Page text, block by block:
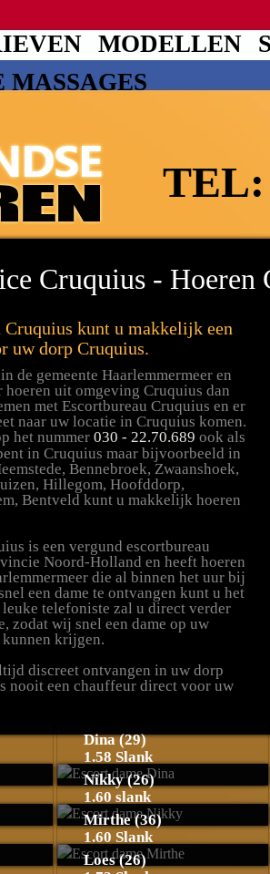
MODELLEN
MASSAGES
TEL:
Cruquius - Hoeren
kunt u makkelijk een
uw dorp Cruquius.
de gemeente Haarlemmermeer en
hoeren uit omgeving Cruquius dan
met Escortbureau Cruquius en er
naar uw locatie in Cruquius komen.
het nummer 030 - 22.70.689 ook als
in Cruquius maar bijvoorbeeld in
Bennebroek, Zwaanshoek,
Hillegom, Hoofddorp,
Bentveld kunt u makkelijk hoeren
is een vergund escortbureau
Noord-Holland en heeft hoeren
die al binnen het uur bij
een dame te ontvangen kunt u het
leuke telefoniste zal u direct verder
zodat wij snel een dame op uw
krijgen.
discreet ontvangen in uw dorp
nooit een chauffeur direct voor uw
Dina (29)
1.58 Slank
Nikky (26)
1.60 slank
Mirthe (36)
1.60 Slank
Loes (26)